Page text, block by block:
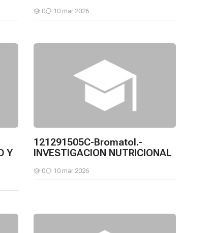
0
Estudiantes
10 mar 2026
Y
DE SALUD Y ALIMENTOS
121291505C-Bromatol.-
INVESTIGACION NUTRICIONAL
0
Estudiantes
10 mar 2026
121291505C-Bromatol.-INVESTIGACION
121291504B-Bromatol.-CLINICA NUTRICIONAL